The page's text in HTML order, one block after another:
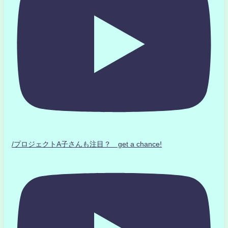
/プロジェクトA子さんも注目？ get a chance!